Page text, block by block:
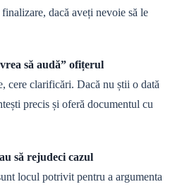
dacă aveți nevoie să le
să audă” ofițerul
cere clarificări. Dacă nu știi o dată
precis și oferă documentul cu
să rejudeci cazul
locul potrivit pentru a argumenta